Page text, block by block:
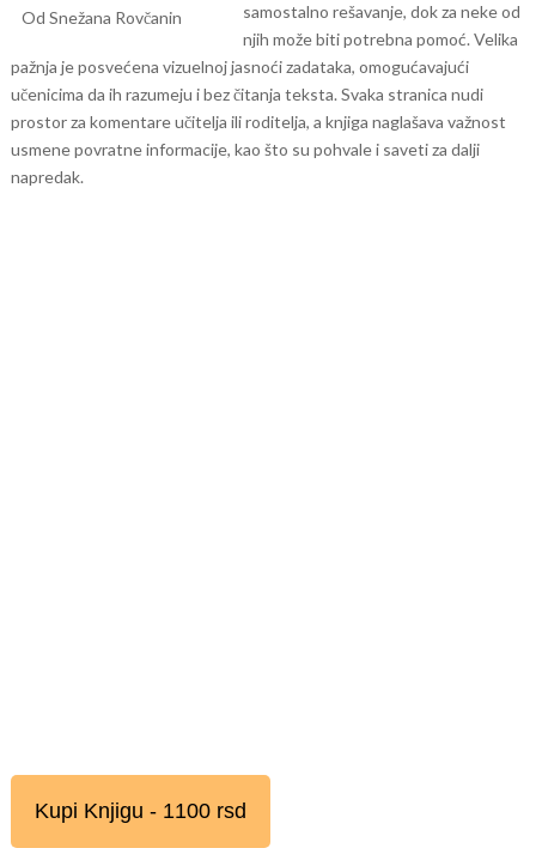
samostalno rešavanje, dok za neke od
njih može biti potrebna pomoć. Velika
pažnja je posvećena vizuelnoj jasnoći zadataka, omogućavajući
učenicima da ih razumeju i bez čitanja teksta. Svaka stranica nudi
prostor za komentare učitelja ili roditelja, a knjiga naglašava važnost
usmene povratne informacije, kao što su pohvale i saveti za dalji
napredak.
Kupi Knjigu - 1100 rsd